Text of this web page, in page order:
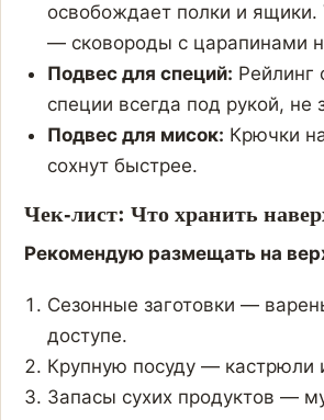
освобождает полки и ящики.
— сковороды с царапинами
Подвес для специй:
специи всегда под рукой,
Подвес для мисок: Крючки
сохнут быстрее.
Чек-лист: Что хранить
Рекомендую размещать на
Сезонные заготовки —
доступе.
Крупную посуду — кастрюли
Запасы сухих продуктов —